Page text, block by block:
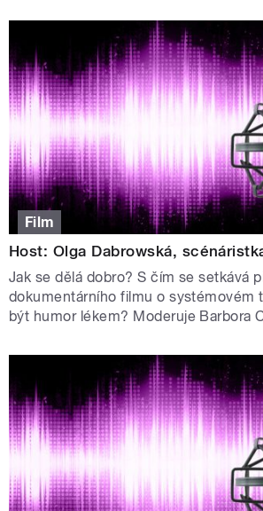
Film
Host: Olga Dabrowská,
Jak se dělá dobro? S čím se setkává
dokumentárního filmu o systémovém
být humor lékem? Moderuje Barbora